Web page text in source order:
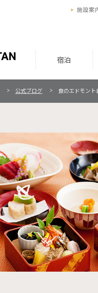
宿泊
施設案
公式ブログ 食のエドモン